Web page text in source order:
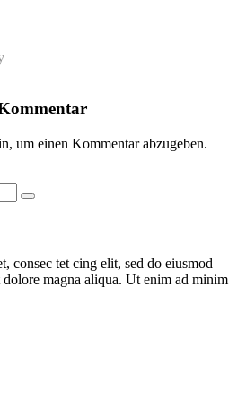
um einen Kommentar abzugeben.
consec tet cing elit, sed do eiusmod
magna aliqua. Ut enim ad minim